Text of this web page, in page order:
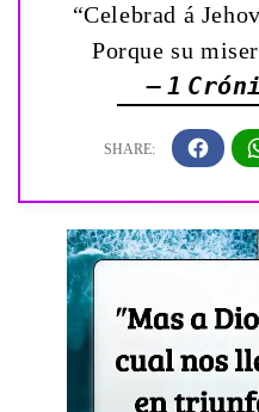
“Celebrad á
Porque su
— 1